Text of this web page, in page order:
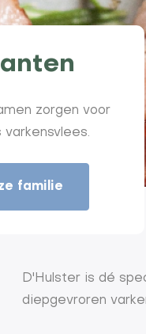
zorgen voor
familie
D'Hulster is dé
diepgevroren